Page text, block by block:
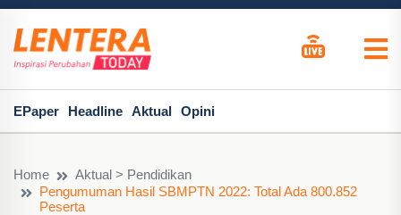
EPaper Headline Aktual Opini
Home
Aktual > Pendidikan
Pengumuman Hasil SBMPTN 2022: Total Ada 800.852
Peserta